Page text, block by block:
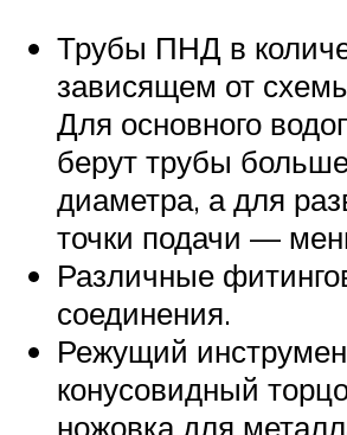
Трубы ПНД в
зависящем от
Для основного
берут трубы
диаметра, а для
точки подачи —
Различные
соединения.
Режущий
конусовидный
ножовка для